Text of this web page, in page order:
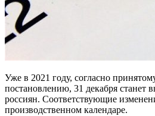
Уже в 2021 году, согласно
постановлению, 31 декабря станет
россиян. Соответствующие
производственном календаре.